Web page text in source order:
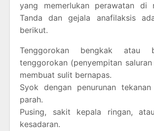
yang memerlukan perawatan di
Tanda dan gejala anafilaksis
berikut.
Tenggorokan bengkak atau
tenggorokan (penyempitan
membuat sulit bernapas.
Syok dengan penurunan
parah.
Pusing, sakit kepala ringan,
kesadaran.